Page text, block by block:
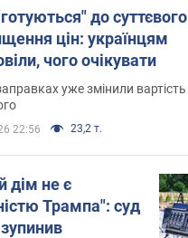
до суттєвого
цін: українцям
чого очікувати
уже змінили вартість
22:56 23,2 т.
дім не є
Трампа": суд